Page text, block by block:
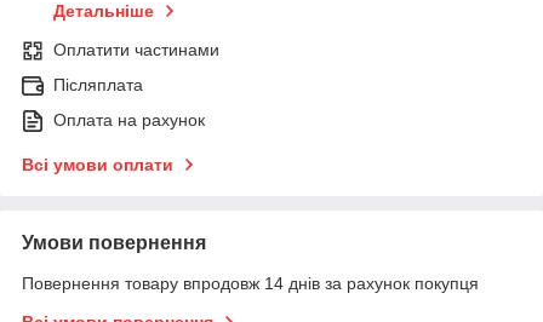
Детальніше
Оплатити частинами
Післяплата
Оплата на рахунок
Всі умови оплати
Умови повернення
Повернення товару впродовж 14 днів за рахунок покупця